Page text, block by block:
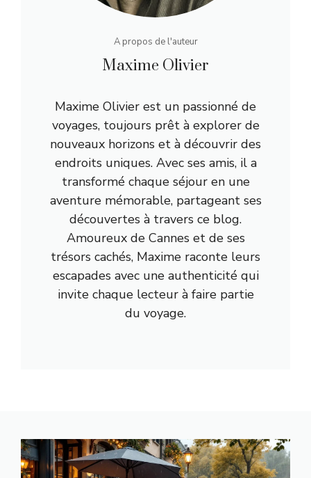
A propos de l'auteur
Maxime Olivier
Maxime Olivier est un passionné de
voyages, toujours prêt à explorer de
nouveaux horizons et à découvrir des
endroits uniques. Avec ses amis, il a
transformé chaque séjour en une
aventure mémorable, partageant ses
découvertes à travers ce blog.
Amoureux de Cannes et de ses
trésors cachés, Maxime raconte leurs
escapades avec une authenticité qui
invite chaque lecteur à faire partie
du voyage.